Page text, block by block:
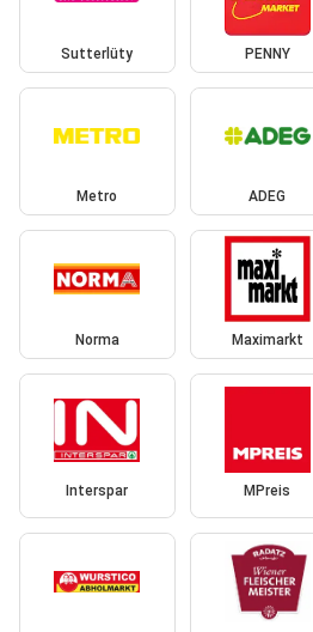
Sutterlüty PENNY
Metro ADEG
Norma Maximarkt
Interspar MPreis